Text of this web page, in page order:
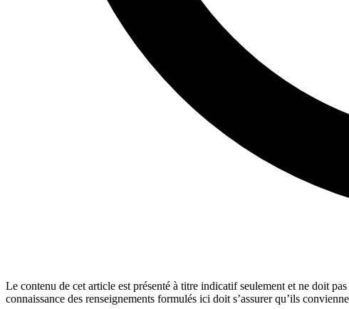
Le contenu de cet article est présenté à titre indicatif seulement et ne doit
connaissance des renseignements formulés ici doit s’assurer qu’ils